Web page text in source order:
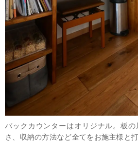
バックカウンターはオリジナル。板
さ、収納の方法など全てをお施主様と